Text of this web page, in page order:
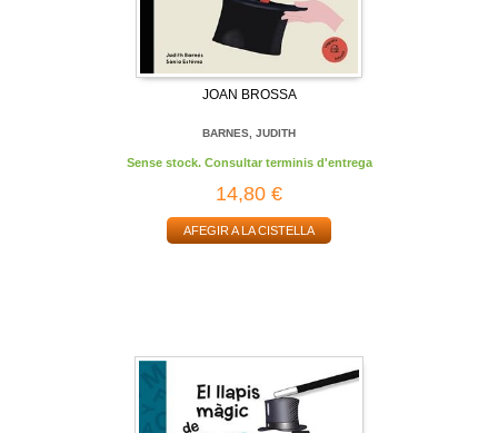
JOAN BROSSA
BARNES, JUDITH
Sense stock. Consultar terminis d'entrega
14,80 €
AFEGIR A LA CISTELLA